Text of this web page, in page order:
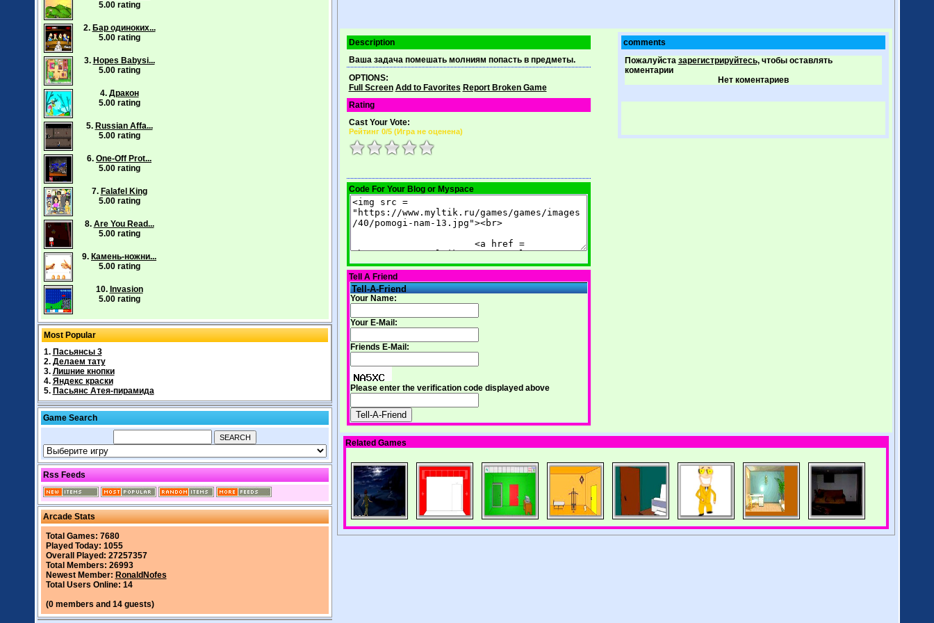
5.00 rating
2. Бар одиноких...
5.00 rating
3. Hopes Babysi...
5.00 rating
4. Дракон
5.00 rating
5. Russian Affa...
5.00 rating
6. One-Off Prot...
5.00 rating
7. Falafel King
5.00 rating
8. Are You Read...
5.00 rating
9. Камень-ножни...
5.00 rating
10. Invasion
5.00 rating
Most Popular
1. Пасьянсы 3
2. Делаем тату
3. Лишние кнопки
4. Яндекс краски
5. Пасьянс Атея-пирамида
Game Search
Rss Feeds
Arcade Stats
Total Games: 7680
Played Today: 1055
Overall Played: 27257357
Total Members: 26993
Newest Member: RonaldNofes
Total Users Online: 14
(0 members and 14 guests)
Description
Ваша задача помешать молниям попасть в предметы.
OPTIONS:
Full Screen Add to Favorites Report Broken Game
Rating
Cast Your Vote:
Рейтинг 0/5 (Игра не оценена)
Code For Your Blog or Myspace
Tell A Friend
Tell-A-Friend
Your Name:
Your E-Mail:
Friends E-Mail:
Please enter the verification code displayed above
comments
Пожалуйста зарегистрируйтесь,чтобы оставлять
коментарии
Нет коментариев
Related Games